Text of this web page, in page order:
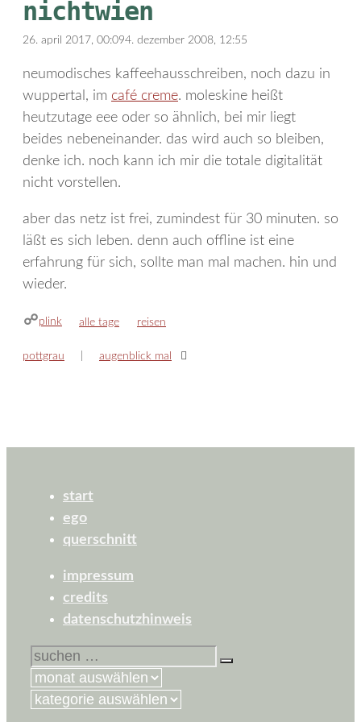
nichtwien
26. april 2017, 00:094. dezember 2008, 12:55
neumodisches kaffeehausschreiben, noch dazu in
wuppertal, im café creme. moleskine heißt
heutzutage eee oder so ähnlich, bei mir liegt
beides nebeneinander. das wird auch so bleiben,
denke ich. noch kann ich mir die totale digitalität
nicht vorstellen.
aber das netz ist frei, zumindest für 30 minuten. so
läßt es sich leben. denn auch offline ist eine
erfahrung für sich, sollte man mal machen. hin und
wieder.
plink kategorien
alle tage schlagwörter
reisen
pottgrau augenblick mal
start
ego
querschnitt
impressum
credits
datenschutzhinweis
suchen
nach:
kategorien